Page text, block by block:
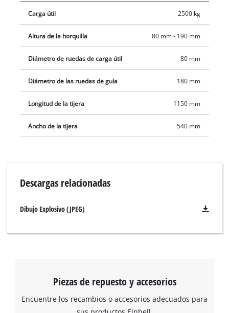
rodadura.
Carga útil 2500 kg
Altura de la horquilla 80 mm - 190 mm
Diámetro de ruedas de carga útil 80 mm
Diámetro de las ruedas de guía 180 mm
Longitud de la tijera 1150 mm
Ancho de la tijera 540 mm
Descargas relacionadas
Dibujo Explosivo (JPEG)
Piezas de repuesto y accesorios
Encuentre los recambios o accesorios adecuados para